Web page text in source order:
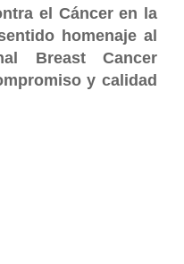
el Cáncer en la
homenaje al
Breast Cancer
y calidad